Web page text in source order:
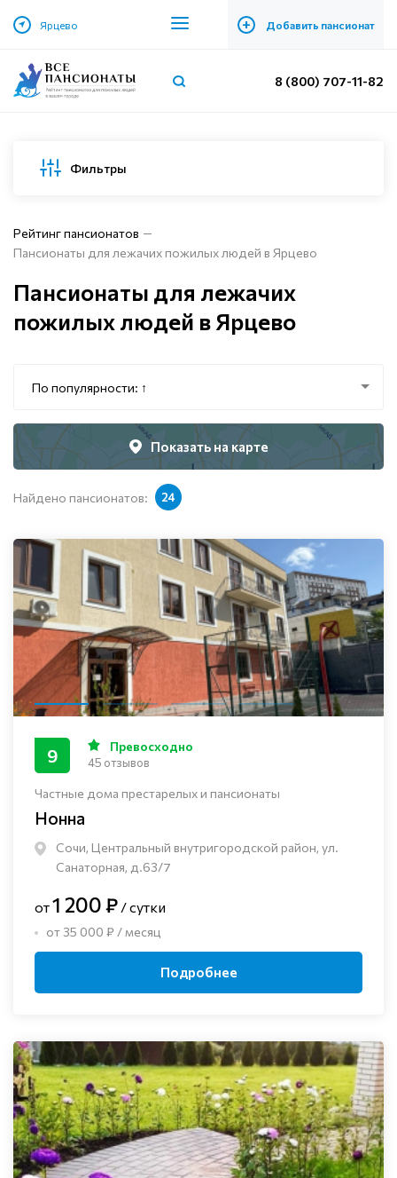
Ярцево + Добавить пансионат
8 (800) 707-11-82
Фильтры
Рейтинг пансионатов
Пансионаты для лежачих пожилых людей в Ярцево
Пансионаты для лежачих
пожилых людей в Ярцево
По популярности: ↑
Показать на карте
Найдено пансионатов: 24
Частные дома престарелых и пансионаты
Нонна
Сочи, Центральный внутригородской район, ул.
Санаторная, д.63/7
9 Превосходно
45 отзывов
от1 200 ₽ / сутки
от 35 000 ₽ / месяц
Подробнее